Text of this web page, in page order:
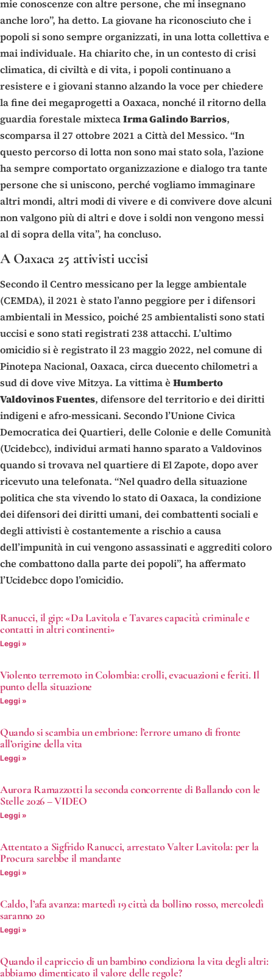
mie conoscenze con altre persone, che mi insegnano
anche loro”, ha detto. La giovane ha riconosciuto che i
popoli si sono sempre organizzati, in una lotta collettiva e
mai individuale. Ha chiarito che, in un contesto di crisi
climatica, di civiltà e di vita, i popoli continuano a
resistere e i giovani stanno alzando la voce per chiedere
la fine dei megaprogetti a Oaxaca, nonché il ritorno della
guardia forestale mixtecaIrma Galindo Barrios,
scomparsa il 27 ottobre 2021 a Città del Messico. “In
questo percorso di lotta non sono mai stato sola, l’azione
ha sempre comportato organizzazione e dialogo tra tante
persone che si uniscono, perché vogliamo immaginare
altri mondi, altri modi di vivere e di convivere dove alcuni
non valgono più di altri e dove i soldi non vengono messi
al di sopra della vita”, ha concluso.
A Oaxaca 25 attivisti uccisi
Secondo il Centro messicano per la legge ambientale
(CEMDA), il 2021 è stato l’anno peggiore per i difensori
ambientali in Messico, poiché 25 ambientalisti sono stati
uccisi e sono stati registrati 238 attacchi. L’ultimo
omicidio si è registrato il 23 maggio 2022, nel comune di
Pinotepa Nacional, Oaxaca, circa duecento chilometri a
sud di dove vive Mitzya. La vittima è Humberto
Valdovinos Fuentes, difensore del territorio e dei diritti
indigeni e afro-messicani. Secondo l’Unione Civica
Democratica dei Quartieri, delle Colonie e delle Comunità
(Ucidebcc), individui armati hanno sparato a Valdovinos
quando si trovava nel quartiere di El Zapote, dopo aver
ricevuto una telefonata. “Nel quadro della situazione
politica che sta vivendo lo stato di Oaxaca, la condizione
dei difensori dei diritti umani, dei combattenti sociali e
degli attivisti è costantemente a rischio a causa
dell’impunità in cui vengono assassinati e aggrediti coloro
che combattono dalla parte dei popoli”, ha affermato
l’Ucidebcc dopo l’omicidio.
Ranucci, il gip: «Da Lavitola e Tavares capacità criminale e
contatti in altri continenti»
Leggi »
Violento terremoto in Colombia: crolli, evacuazioni e feriti. Il
punto della situazione
Leggi »
Quando si scambia un embrione: l’errore umano di fronte
all’origine della vita
Leggi »
Aurora Ramazzotti la seconda concorrente di Ballando con le
Stelle 2026 – VIDEO
Leggi »
Attentato a Sigfrido Ranucci, arrestato Valter Lavitola: per la
Procura sarebbe il mandante
Leggi »
Caldo, l’afa avanza: martedì 19 città da bollino rosso, mercoledì
saranno 20
Leggi »
Quando il capriccio di un bambino condiziona la vita degli altri:
abbiamo dimenticato il valore delle regole?